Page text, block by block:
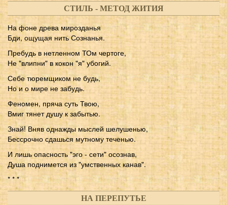
СТИЛЬ - МЕТОД ЖИТИЯ
На фоне древа мирозданья
Бди, ощущая нить Сознанья.
Пребудь в нетленном ТОм чертоге,
Не "влипни" в кокон "я" убогий.
Себе тюремщиком не будь,
Но и о мире не забудь.
Феномен, пряча суть Твою,
Вмиг тянет душу к забытью.
Знай! Вняв однажды мыслей шелушенью,
Бессрочно сдашься мутному теченью.
И лишь опасность "эго - сети" осознав,
Душа поднимется из "умственных канав".
* * *
НА ПЕРЕПУТЬЕ